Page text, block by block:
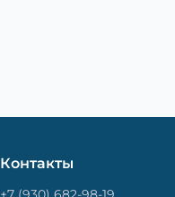
Контакты